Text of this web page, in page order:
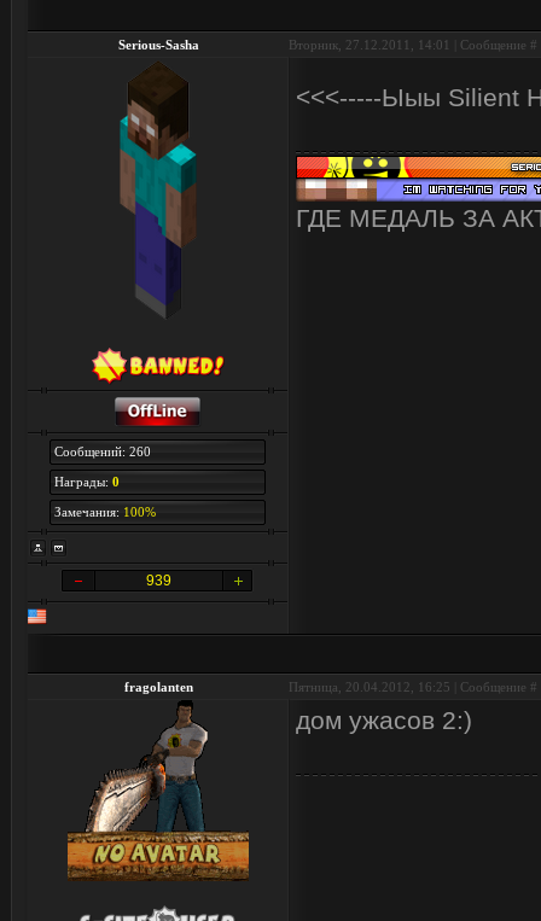
Serious-Sasha Вторник, 27.12.2011, 14:01 | Сообщение #
Сообщений: 260
Награды: 0
Замечания: 100%
939
<<<-----Ыыы Silient
ГДЕ МЕДАЛЬ ЗА
fragolanten Пятница, 20.04.2012, 16:25 | Сообщение #
дом ужасов 2:)